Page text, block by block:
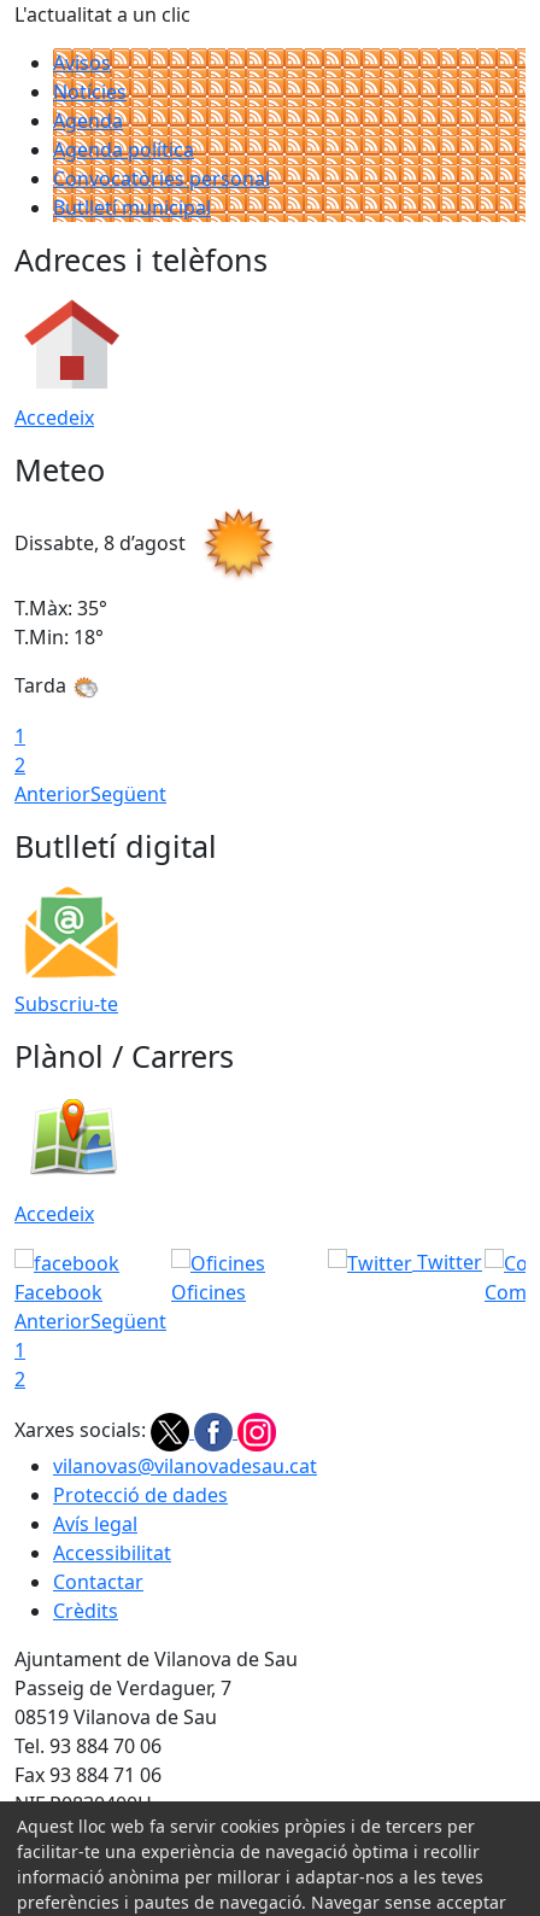
L'actualitat a un clic
Avisos
Notícies
Agenda
Agenda política
Convocatòries personal
Butlletí municipal
Adreces i telèfons
Accedeix
Meteo
Dissabte, 8 d’agost
T.Màx: 35°
T.Min: 18°
Tarda
1
2
AnteriorSegüent
Butlletí digital
Subscriu-te
Plànol / Carrers
Accedeix
Facebook Oficines
Twitter
Com
AnteriorSegüent
1
2
Xarxes socials:
vilanovas@vilanovadesau.cat
Protecció de dades
Avís legal
Accessibilitat
Contactar
Crèdits
Ajuntament de Vilanova de Sau
Passeig de Verdaguer, 7
08519 Vilanova de Sau
Tel. 93 884 70 06
Fax 93 884 71 06
NIF P0830400H
Amb la col·laboració de:
Aquest lloc web fa servir cookies pròpies i de tercers per
facilitar-te una experiència de navegació òptima i recollir
informació anònima per millorar i adaptar-nos a les teves
preferències i pautes de navegació. Navegar sense acceptar